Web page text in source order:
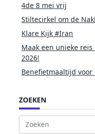
4de 8 mei vrij
Stiltecirkel om de
Klare Kijk #Iran
Maak een unieke
2026!
Benefietmaaltijd voor
ZOEKEN
Zoek